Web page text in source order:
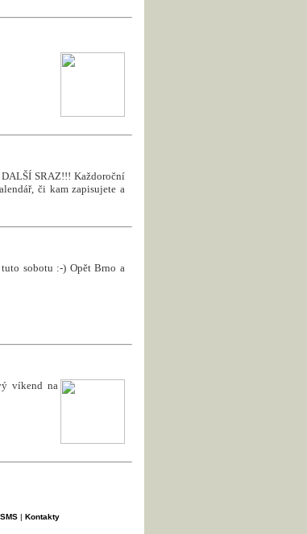
SRAZ!!! Každoroční
či kam zapisujete a
sobotu :-) Opět Brno a
víkend na
SMS| Kontakty